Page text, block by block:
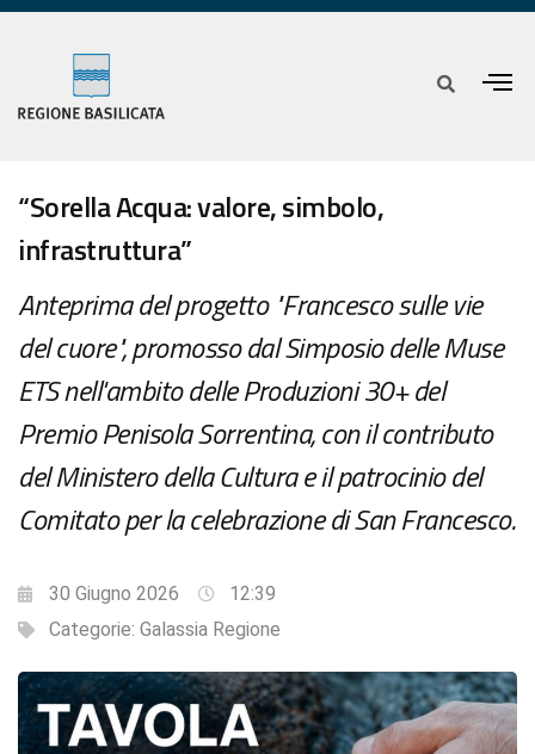
“Sorella Acqua: valore, simbolo,
infrastruttura”
Anteprima del progetto "Francesco sulle vie
del cuore", promosso dal Simposio delle Muse
ETS nell'ambito delle Produzioni 30+ del
Premio Penisola Sorrentina, con il contributo
del Ministero della Cultura e il patrocinio del
Comitato per la celebrazione di San Francesco.
30 Giugno 2026
12:39
Categorie: Galassia Regione